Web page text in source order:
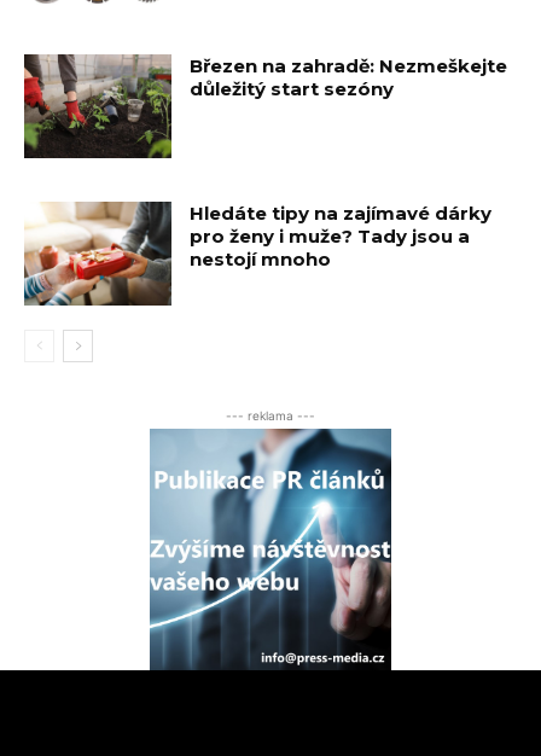
Březen na zahradě: Nezmeškejte
důležitý start sezóny
Hledáte tipy na zajímavé dárky
pro ženy i muže? Tady jsou a
nestojí mnoho
--- reklama ---